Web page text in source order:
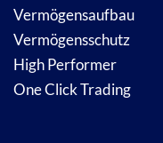
Vermögensaufbau
Vermögensschutz
High Performer
One Click Trading